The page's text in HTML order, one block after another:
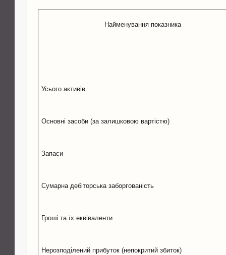
Найменування показника
Усього активів
Основні засоби (за залишковою вартістю)
Запаси
Сумарна дебіторська заборгованість
Гроші та їх еквіваленти
Нерозподілений прибуток (непокритий збиток)